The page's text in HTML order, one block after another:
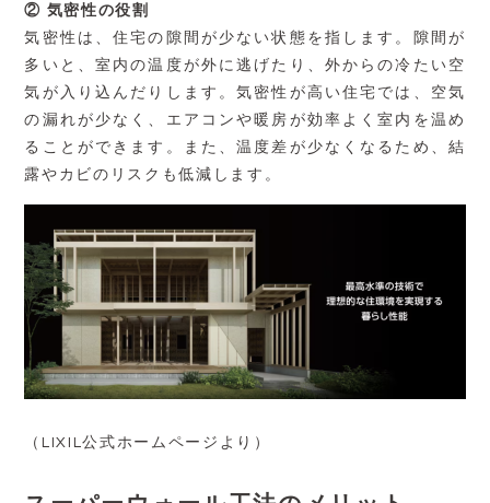
② 気密性の役割
気密性は、住宅の隙間が少ない状態を指します。隙間が
多いと、室内の温度が外に逃げたり、外からの冷たい空
気が入り込んだりします。気密性が高い住宅では、空気
の漏れが少なく、エアコンや暖房が効率よく室内を温め
ることができます。また、温度差が少なくなるため、結
露やカビのリスクも低減します。
（LIXIL公式ホームページより）